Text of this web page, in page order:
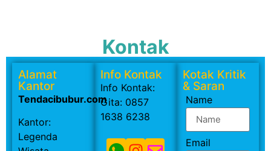
Kontak
Alamat
Kantor
Tendacibubur.com
Kantor:
Legenda
Info Kontak
Info Kontak:
Gita: 0857
1638 6238
Kotak Kritik
& Saran
Name
Email